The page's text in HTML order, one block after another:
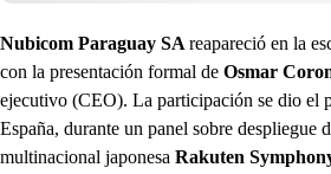
Nubicom Paraguay SA reapareció en la
con la presentación formal de Osmar
ejecutivo (CEO). La participación se dio el
España, durante un panel sobre despliegue
multinacional japonesa Rakuten